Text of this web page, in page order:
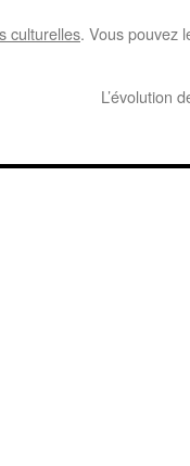
culturelles. Vous pouvez
L’évolution